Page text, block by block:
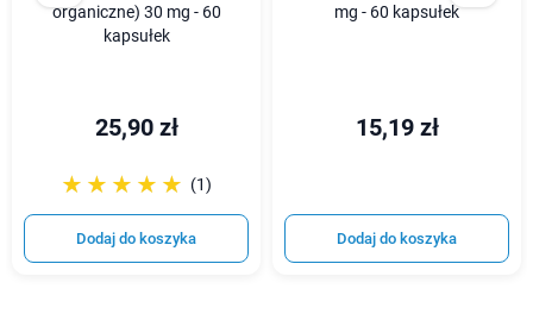
organiczne) 30 mg - 60
kapsułek
25,90 zł
☆☆☆☆☆
★★★★★ (1)
Dodaj do koszyka
mg - 60 kapsułek
15,19 zł
Dodaj do koszyka